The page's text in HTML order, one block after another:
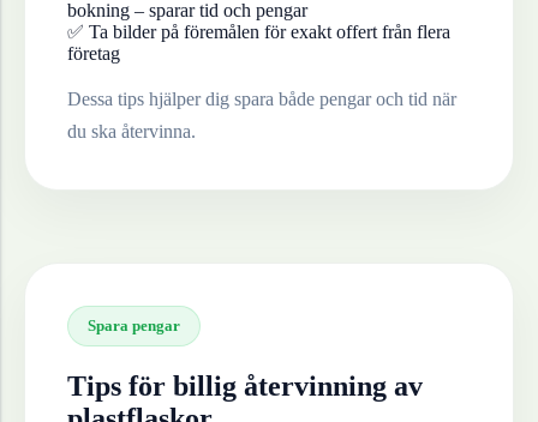
bokning – sparar tid och pengar
✅ Ta bilder på föremålen för exakt offert från flera
företag
Dessa tips hjälper dig spara både pengar och tid när
du ska återvinna.
Spara pengar
Tips för billig återvinning av